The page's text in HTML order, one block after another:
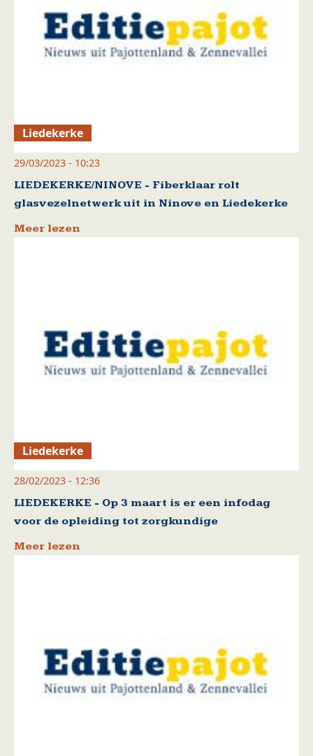
Liedekerke
29/03/2023 - 10:23
LIEDEKERKE/NINOVE - Fiberklaar rolt
glasvezelnetwerk uit in Ninove en Liedekerke
Meer lezen
Liedekerke
28/02/2023 - 12:36
LIEDEKERKE - Op 3 maart is er een infodag
voor de opleiding tot zorgkundige
Meer lezen